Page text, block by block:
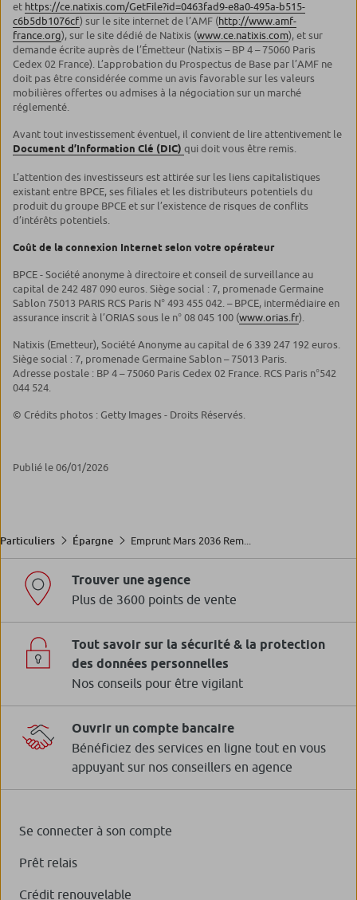
et https://ce.natixis.com/GetFile?id=0463fad9-e8a0-495a-b515-
c6b5db1076cf) sur le site internet de l’AMF (http://www.amf-
france.org), sur le site dédié de Natixis (www.ce.natixis.com), et sur
demande écrite auprès de l’Émetteur (Natixis – BP 4 – 75060 Paris
Cedex 02 France). L’approbation du Prospectus de Base par l’AMF ne
doit pas être considérée comme un avis favorable sur les valeurs
mobilières offertes ou admises à la négociation sur un marché
réglementé.
Avant tout investissement éventuel, il convient de lire attentivement le
Document d’Information Clé (DIC) qui doit vous être remis.
L’attention des investisseurs est attirée sur les liens capitalistiques
existant entre BPCE, ses filiales et les distributeurs potentiels du
produit du groupe BPCE et sur l’existence de risques de conflits
d’intérêts potentiels.
Coût de la connexion Internet selon votre opérateur
BPCE - Société anonyme à directoire et conseil de surveillance au
capital de 242 487 090 euros. Siège social : 7, promenade Germaine
Sablon 75013 PARIS RCS Paris N° 493 455 042. – BPCE, intermédiaire en
assurance inscrit à l’ORIAS sous le n° 08 045 100 (www.orias.fr).
Natixis (Emetteur), Société Anonyme au capital de 6 339 247 192 euros.
Siège social : 7, promenade Germaine Sablon – 75013 Paris.
Adresse postale : BP 4 – 75060 Paris Cedex 02 France. RCS Paris n°542
044 524.
© Crédits photos : Getty Images - Droits Réservés.
Publié le 06/01/2026
Particuliers Épargne Emprunt Mars 2036 Rem...
Trouver une agence
Plus de 3600 points de vente
Tout savoir sur la sécurité & la protection
des données personnelles
Nos conseils pour être vigilant
Ouvrir un compte bancaire
Bénéficiez des services en ligne tout en vous
appuyant sur nos conseillers en agence
Se connecter à son compte
Prêt relais
Crédit renouvelable